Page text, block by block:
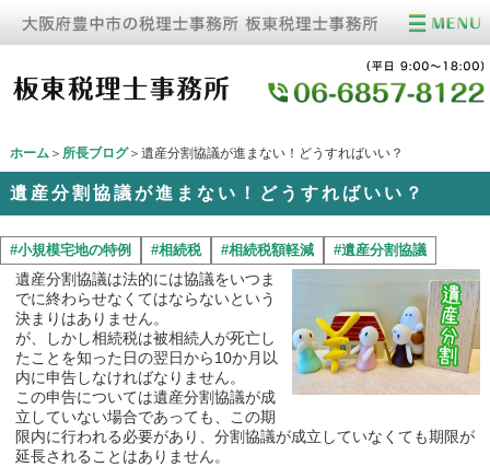
ホーム＞ 所長ブログ＞遺産分割協議が進まない！どうすればいい？
遺産分割協議が進まない！どうすればいい？
#小規模宅地の特例 #相続税 #相続税額軽減 #遺産分割協議
遺産分割協議は法的には協議をいつま
でに終わらせなくてはならないという
決まりはありません。
が、しかし相続税は被相続人が死亡し
たことを知った日の翌日から10か月以
内に申告しなければなりません。
この申告については遺産分割協議が成
立していない場合であっても、この期
限内に行われる必要があり、分割協議が成立していなくても期限が
延長されることはありません。